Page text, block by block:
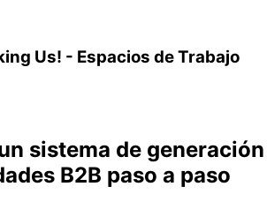
Us! - Espacios de Trabajo
sistema de generación
B2B paso a paso